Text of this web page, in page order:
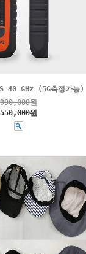
40 GHz (5G측정가능)
990,000원
550,000원